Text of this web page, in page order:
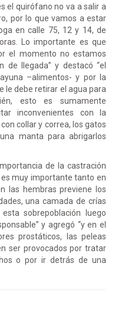
el quirófano no va a salir a
por lo que vamos a estar
en calle 75, 12 y 14, de
Lo importante es que
el momento no estamos
llegada” y destacó “el
–alimentos- y por la
le debe retirar el agua para
esto es sumamente
inconvenientes con la
collar y correa, los gatos
manta para abrigarlos
de la castración
muy importante tanto en
las hembras previene los
una camada de crías
sobrepoblación luego
y agregó “y en el
prostáticos, las peleas
ser provocados por tratar
o por ir detrás de una